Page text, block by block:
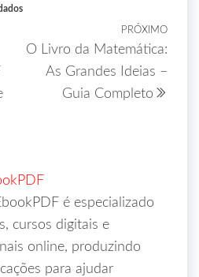
PRÓXIMO
O Livro da Matemática:
As Grandes Ideias –
Guia Completo
é especializado
cursos digitais e
online, produzindo
para ajudar